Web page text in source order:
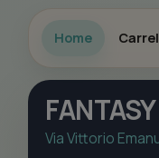
Home
Via Vittorio